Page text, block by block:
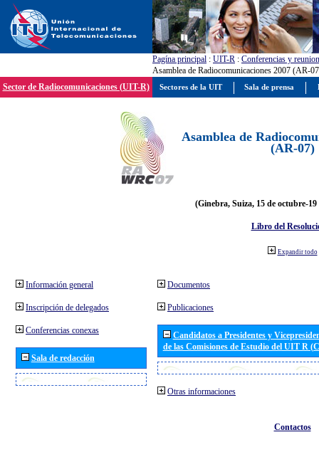
Pagína principal : UIT-R : Conferencias y
Asamblea de Radiocomunicaciones 2007 (AR-
Sector de Radiocomunicaciones (UIT-R)
Asamblea de
(AR-07)
(Ginebra, Suiza, 15 de octubre-19
Libro del
Expandir todo
Información general
Inscripción de delegados
Conferencias conexas
Sala de redacción
Documentos
Publicaciones
Candidatos a Presidentes y
de las Comisiones de Estudio del UIT R
Otras informaciones
Contactos
Sectores de la UIT Sala de prensa